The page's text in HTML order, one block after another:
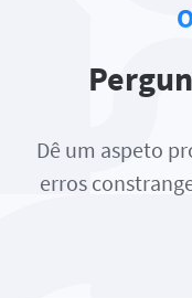
Dê um aspeto
erros